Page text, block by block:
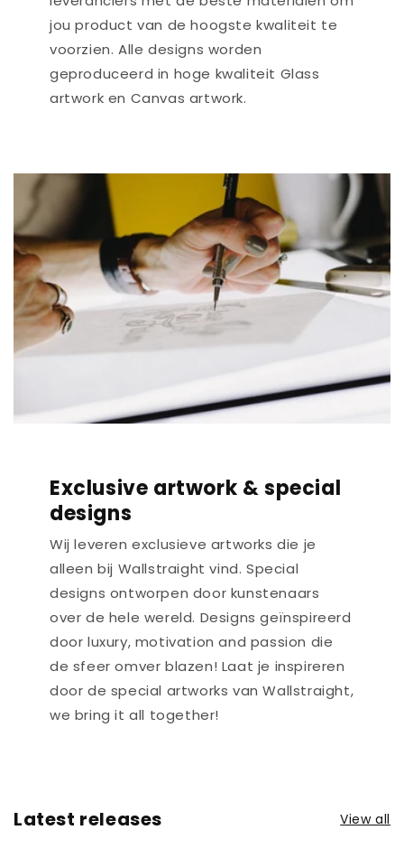
jou product van de hoogste kwaliteit te
voorzien. Alle designs worden
geproduceerd in hoge kwaliteit Glass
artwork en Canvas artwork.
Exclusive artwork & special
designs
Wij leveren exclusieve artworks die je
alleen bij Wallstraight vind. Special
designs ontworpen door kunstenaars
over de hele wereld. Designs geïnspireerd
door luxury, motivation and passion die
de sfeer omver blazen! Laat je inspireren
door de special artworks van Wallstraight,
we bring it all together!
Latest releases View all